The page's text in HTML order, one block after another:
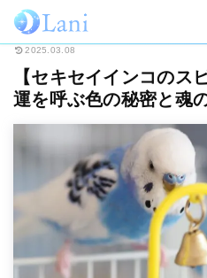
ホーム スピリチュアル 【セキセ
2025.03.08
【セキセイインコのス
運を呼ぶ色の秘密と魂